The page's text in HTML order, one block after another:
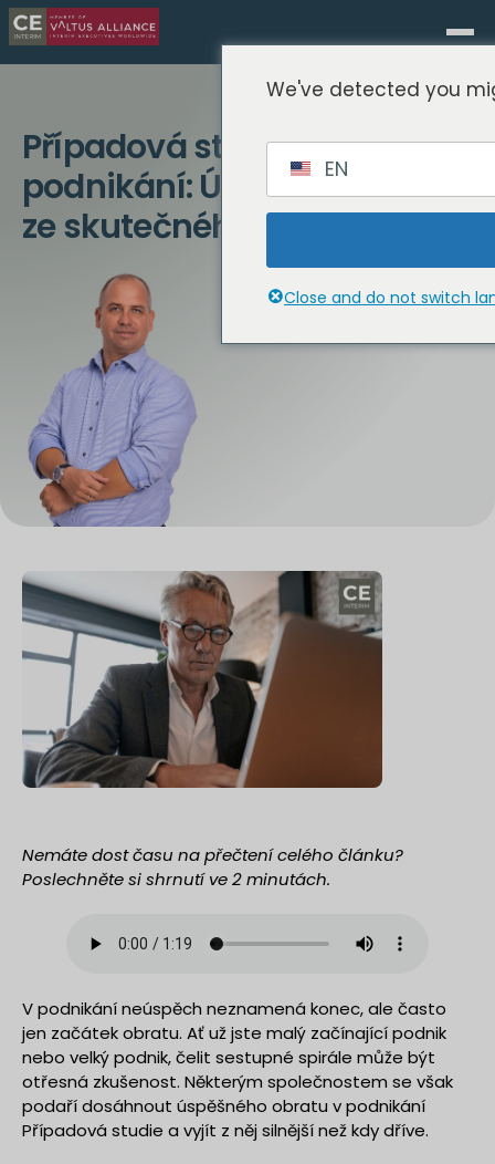
Případová studie obratu v
podnikání: Úspěšné příběhy
ze skutečného života
Nemáte dost času na přečtení celého článku?
Poslechněte si shrnutí ve 2 minutách.
V podnikání neúspěch neznamená konec, ale často
jen začátek obratu. Ať už jste malý začínající podnik
nebo velký podnik, čelit sestupné spirále může být
otřesná zkušenost. Některým společnostem se však
podaří dosáhnout úspěšného obratu v podnikání
Případová studie a vyjít z něj silnější než kdy dříve.
We've detected you
EN
Close and do not switch